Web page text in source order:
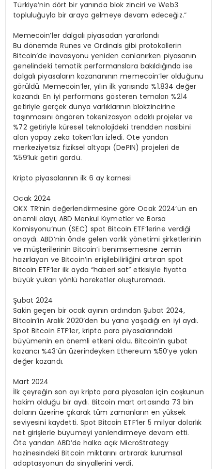
Türkiye’nin dört bir yanında blok zinciri ve Web3
topluluğuyla bir araya gelmeye devam edeceğiz.”
Memecoin’ler dalgalı piyasadan yararlandı
Bu dönemde Runes ve Ordinals gibi protokollerin
Bitcoin’de inovasyonu yeniden canlanırken piyasanın
genelindeki tematik performanslara bakıldığında ise
dalgalı piyasaların kazananının memecoin’ler olduğunu
görüldü. Memecoin’ler, yılın ilk yarısında %1.834 değer
kazandı. En iyi performans gösteren temaları %214
getiriyle gerçek dünya varlıklarının blokzincirine
taşınmasını öngören tokenizasyon odaklı projeler ve
%72 getiriyle küresel teknolojideki trendden nasibini
alan yapay zeka token’ları izledi. Öte yandan
merkeziyetsiz fiziksel altyapı (DePIN) projeleri de
%59’luk getiri gördü.
Kripto piyasalarının ilk 6 ay karnesi
Ocak 2024
OKX TR’nin değerlendirmesine göre Ocak 2024’ün en
önemli olayı, ABD Menkul Kıymetler ve Borsa
Komisyonu’nun (SEC) spot Bitcoin ETF’lerine verdiği
onaydı. ABD’nin önde gelen varlık yönetimi şirketlerinin
ve müşterilerinin Bitcoin’i benimsemesine zemin
hazırlayan ve Bitcoin’in erişilebilirliğini artıran spot
Bitcoin ETF’ler ilk ayda “haberi sat” etkisiyle fiyatta
büyük yukarı yönlü hareketler oluşturamadı.
Şubat 2024
Sakin geçen bir ocak ayının ardından Şubat 2024,
Bitcoin’in Aralık 2020’den bu yana yaşadığı en iyi aydı.
Spot Bitcoin ETF’ler, kripto para piyasalarındaki
büyümenin en önemli etkeni oldu. Bitcoin’in şubat
kazancı %43’ün üzerindeyken Ethereum %50’ye yakın
değer kazandı.
Mart 2024
İlk çeyreğin son ayı kripto para piyasaları için coşkunun
hakim olduğu bir aydı. Bitcoin mart ortasında 73 bin
doların üzerine çıkarak tüm zamanların en yüksek
seviyesini kaydetti. Spot Bitcoin ETF’ler 5 milyar dolarlık
net girişlerle büyümeyi yönlendirmeye devam etti.
Öte yandan ABD’de halka açık MicroStrategy
hazinesindeki Bitcoin miktarını artırarak kurumsal
adaptasyonun da sinyallerini verdi.